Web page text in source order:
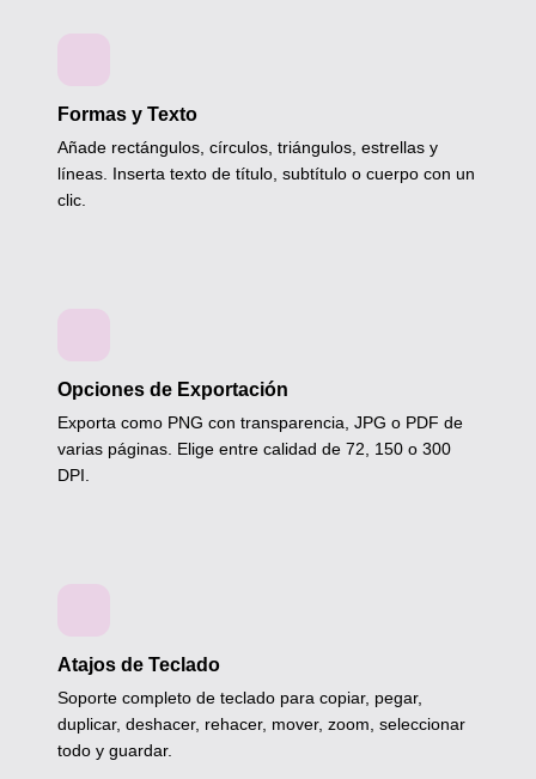
Formas y Texto
Añade rectángulos, círculos, triángulos, estrellas y
líneas. Inserta texto de título, subtítulo o cuerpo con un
clic.
Opciones de Exportación
Exporta como PNG con transparencia, JPG o PDF de
varias páginas. Elige entre calidad de 72, 150 o 300
DPI.
Atajos de Teclado
Soporte completo de teclado para copiar, pegar,
duplicar, deshacer, rehacer, mover, zoom, seleccionar
todo y guardar.